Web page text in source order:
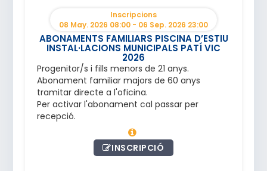
Inscripcions
08 May. 2026 08:00 - 06 Sep. 2026 23:00
ABONAMENTS FAMILIARS PISCINA D’ESTIU
INSTAL·LACIONS MUNICIPALS PATÍ VIC
2026
Progenitor/s i fills menors de 21 anys.
Abonament familiar majors de 60 anys
tramitar directe a l'oficina.
Per activar l'abonament cal passar per
recepció.
INSCRIPCIÓ